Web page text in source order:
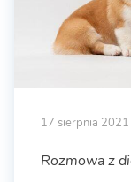
17 sierpnia 2021
Rozmowa z